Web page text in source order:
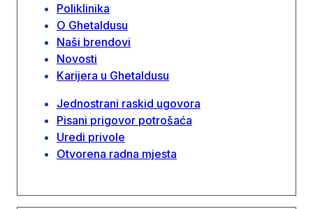
Poliklinika
O Ghetaldusu
Naši brendovi
Novosti
Karijera u Ghetaldusu
Jednostrani raskid ugovora
Pisani prigovor potrošaća
Uredi privole
Otvorena radna mjesta